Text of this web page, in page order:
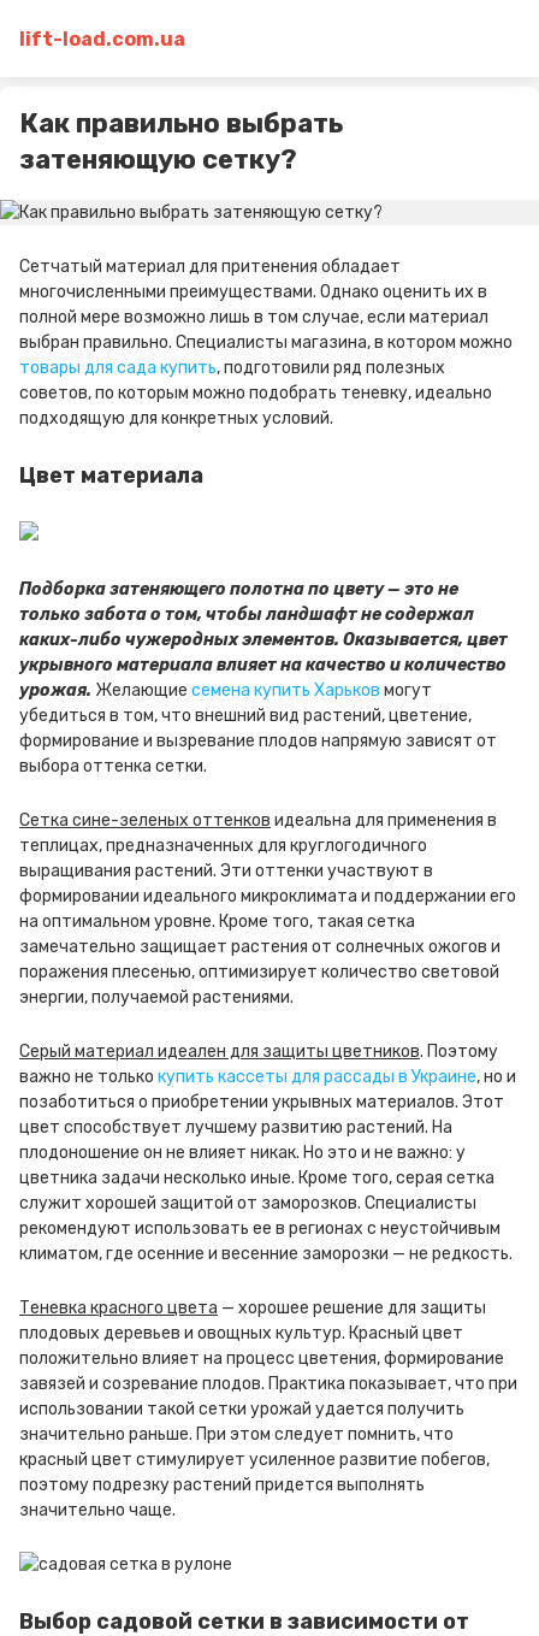
lift-load.com.ua
Как правильно выбрать
затеняющую сетку?
Сетчатый материал для притенения обладает
многочисленными преимуществами. Однако оценить их в
полной мере возможно лишь в том случае, если материал
выбран правильно. Специалисты магазина, в котором можно
товары для сада купить, подготовили ряд полезных
советов, по которым можно подобрать теневку, идеально
подходящую для конкретных условий.
Цвет материала
Подборка затеняющего полотна по цвету — это не
только забота о том, чтобы ландшафт не содержал
каких-либо чужеродных элементов. Оказывается, цвет
укрывного материала влияет на качество и количество
урожая. Желающие семена купить Харьков могут
убедиться в том, что внешний вид растений, цветение,
формирование и вызревание плодов напрямую зависят от
выбора оттенка сетки.
Сетка сине-зеленых оттенков идеальна для применения в
теплицах, предназначенных для круглогодичного
выращивания растений. Эти оттенки участвуют в
формировании идеального микроклимата и поддержании его
на оптимальном уровне. Кроме того, такая сетка
замечательно защищает растения от солнечных ожогов и
поражения плесенью, оптимизирует количество световой
энергии, получаемой растениями.
Серый материал идеален для защиты цветников. Поэтому
важно не только купить кассеты для рассады в Украине, но и
позаботиться о приобретении укрывных материалов. Этот
цвет способствует лучшему развитию растений. На
плодоношение он не влияет никак. Но это и не важно: у
цветника задачи несколько иные. Кроме того, серая сетка
служит хорошей защитой от заморозков. Специалисты
рекомендуют использовать ее в регионах с неустойчивым
климатом, где осенние и весенние заморозки — не редкость.
Теневка красного цвета — хорошее решение для защиты
плодовых деревьев и овощных культур. Красный цвет
положительно влияет на процесс цветения, формирование
завязей и созревание плодов. Практика показывает, что при
использовании такой сетки урожай удается получить
значительно раньше. При этом следует помнить, что
красный цвет стимулирует усиленное развитие побегов,
поэтому подрезку растений придется выполнять
значительно чаще.
Выбор садовой сетки в зависимости от